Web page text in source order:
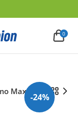
0
-24%
Max